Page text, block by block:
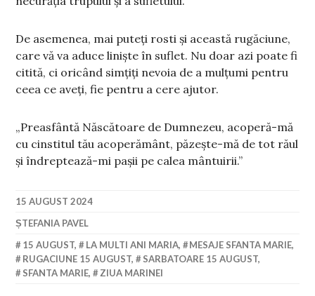
De asemenea, mai puteți rosti și această rugăciune,
care vă va aduce liniște în suflet. Nu doar azi poate fi
citită, ci oricând simțiți nevoia de a mulțumi pentru
ceea ce aveți, fie pentru a cere ajutor.
„Preasfântă Născătoare de Dumnezeu, acoperă-mă
cu cinstitul tău acoperământ, păzește-mă de tot răul
și îndreptează-mi pașii pe calea mântuirii.”
15 AUGUST 2024
ȘTEFANIA PAVEL
15 AUGUST, LA MULTI ANI MARIA, MESAJE SFANTA MARIE,
RUGACIUNE 15 AUGUST, SARBATOARE 15 AUGUST,
SFANTA MARIE, ZIUA MARINEI